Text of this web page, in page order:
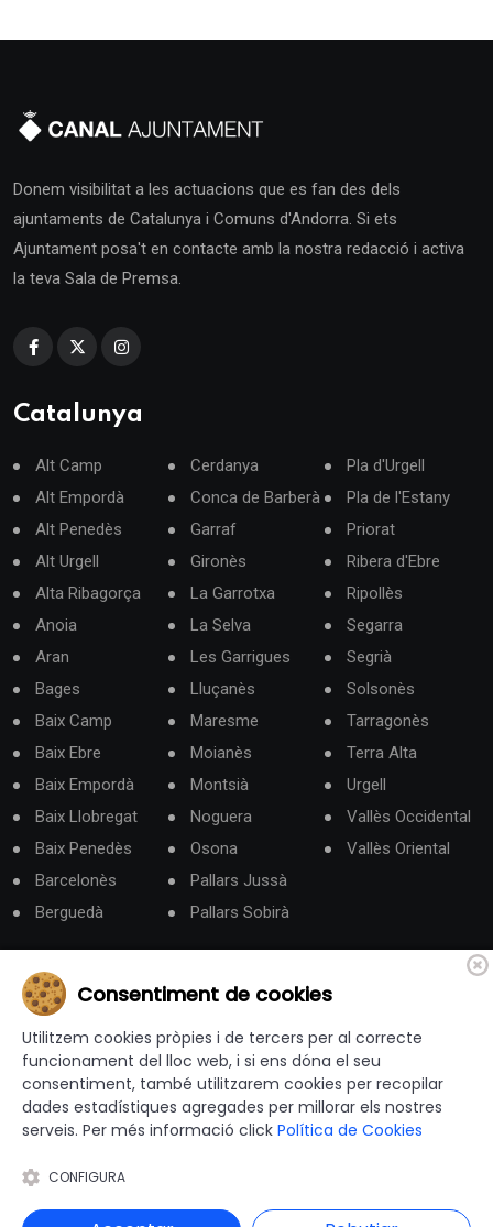
Donem visibilitat a les actuacions que es fan des dels
ajuntaments de Catalunya i Comuns d'Andorra. Si ets
Ajuntament posa't en contacte amb la nostra redacció i activa
la teva Sala de Premsa.
Catalunya
Alt Camp
Alt Empordà
Alt Penedès
Alt Urgell
Alta Ribagorça
Anoia
Aran
Bages
Baix Camp
Baix Ebre
Baix Empordà
Baix Llobregat
Baix Penedès
Barcelonès
Berguedà
Cerdanya
Conca de Barberà
Garraf
Gironès
La Garrotxa
La Selva
Les Garrigues
Lluçanès
Maresme
Moianès
Montsià
Noguera
Osona
Pallars Jussà
Pallars Sobirà
Pla d'Urgell
Pla de l'Estany
Priorat
Ribera d'Ebre
Ripollès
Segarra
Segrià
Solsonès
Tarragonès
Terra Alta
Urgell
Vallès Occidental
Vallès Oriental
Administracó local
Agenda
Andorra
Cultura
Emergències
Esports
Consentiment de cookies
Utilitzem cookies pròpies i de tercers per al correcte
funcionament del lloc web, i si ens dóna el seu
consentiment, també utilitzarem cookies per recopilar
dades estadístiques agregades per millorar els nostres
serveis. Per més informació click Política de Cookies
CONFIGURA